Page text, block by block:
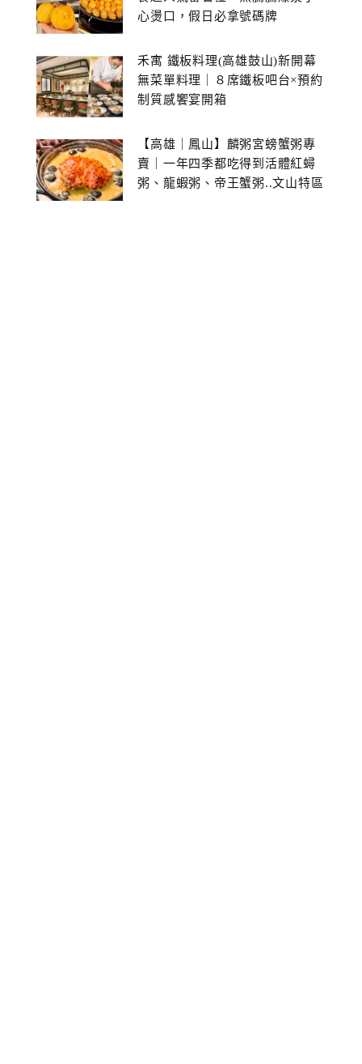
心燙口，假日必拿號碼牌
禾寓 鐵板料理(高雄鼓山)新開幕
無菜單料理｜８席鐵板吧台×預約
制質感饗宴開箱
【高雄｜鳳山】麟粥宮螃蟹粥專
賣｜一年四季都吃得到活體紅蟳
粥、龍蝦粥、帝王蟹粥..文山特區